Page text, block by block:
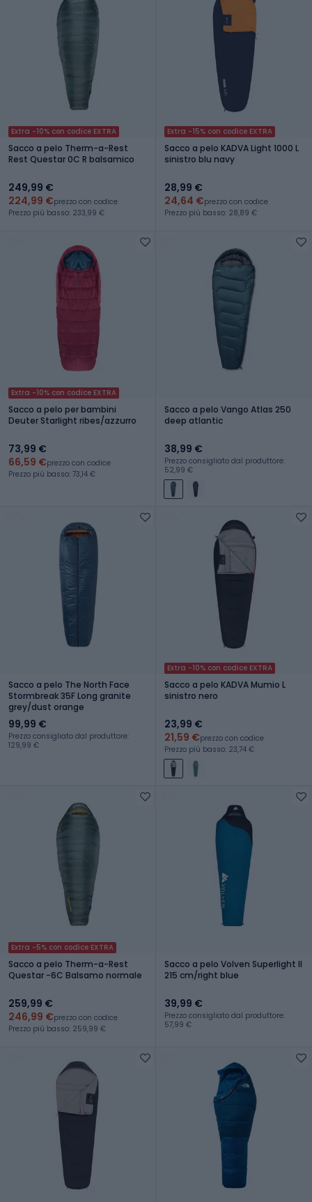
Extra -10% con codice EXTRA
Sacco a pelo Therm-a-Rest
Rest Questar 0C R balsamico
249,99 €
224,99 €prezzo con codice
Prezzo più basso: 233,99 €
Extra -15% con codice EXTRA
Sacco a pelo KADVA Light 1000 L
sinistro blu navy
28,99 €
24,64 €prezzo con codice
Prezzo più basso: 28,89 €
Extra -10% con codice EXTRA
Sacco a pelo per bambini
Deuter Starlight ribes/azzurro
73,99 €
66,59 €prezzo con codice
Prezzo più basso: 73,14 €
Sacco a pelo Vango Atlas 250
deep atlantic
38,99 €
Prezzo consigliato dal produttore:
52,99 €
Sacco a pelo The North Face
Stormbreak 35F Long granite
grey/dust orange
99,99 €
Prezzo consigliato dal produttore:
129,99 €
Extra -10% con codice EXTRA
Sacco a pelo KADVA Mumio L
sinistro nero
23,99 €
21,59 €prezzo con codice
Prezzo più basso: 23,74 €
Extra -5% con codice EXTRA
Sacco a pelo Therm-a-Rest
Questar -6C Balsamo normale
259,99 €
246,99 €prezzo con codice
Prezzo più basso: 259,99 €
Sacco a pelo Volven Superlight II
215 cm/right blue
39,99 €
Prezzo consigliato dal produttore:
57,99 €